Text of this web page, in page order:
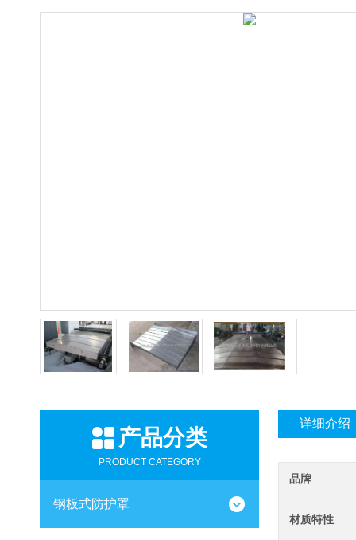
产品分类
PRODUCT CATEGORY
钢板式防护罩
详细介绍
品牌
材质特性